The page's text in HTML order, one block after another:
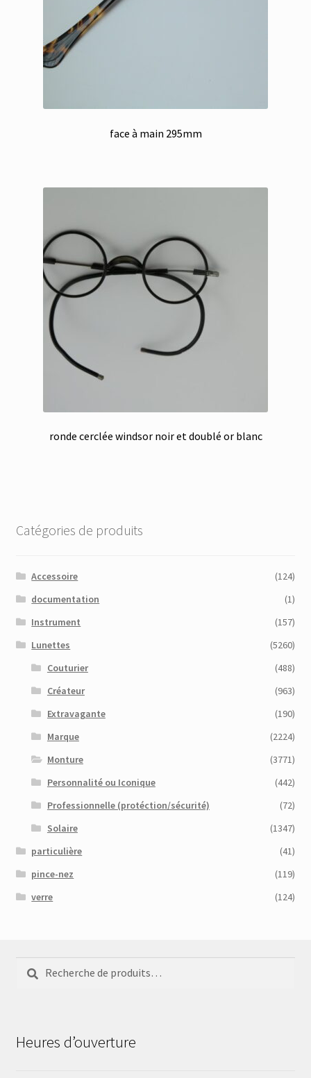
face à main 295mm
ronde cerclée windsor noir et doublé or blanc
Catégories de produits
Accessoire
(124)
documentation
(1)
Instrument
(157)
Lunettes
(5260)
Couturier
(488)
Créateur
(963)
Extravagante
(190)
Marque
(2224)
Monture
(3771)
Personnalité ou Iconique
(442)
Professionnelle (protéction/sécurité)
(72)
Solaire
(1347)
particulière
(41)
pince-nez
(119)
verre
(124)
Recherche
pour :
Recherche
Heures d’ouverture